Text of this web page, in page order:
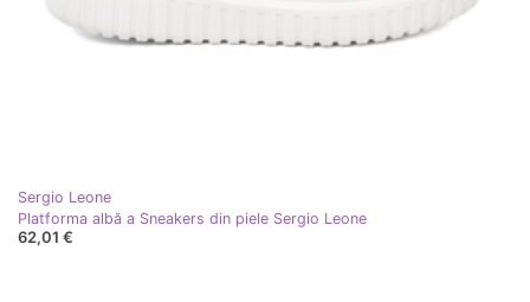
Sergio Leone
Platforma albă a Sneakers din piele Sergio Leone
62,01 €